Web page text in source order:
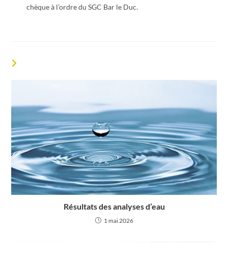
chèque à l’ordre du SGC Bar le Duc.
Résultats des analyses d’eau
1 mai 2026